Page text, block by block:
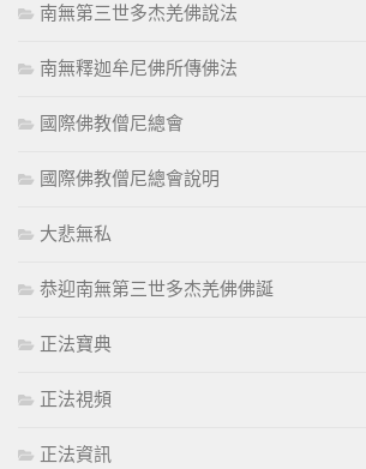
南無第三世多杰羌佛說法
南無釋迦牟尼佛所傳佛法
國際佛教僧尼總會
國際佛教僧尼總會說明
大悲無私
恭迎南無第三世多杰羌佛佛誕
正法寶典
正法視頻
正法資訊